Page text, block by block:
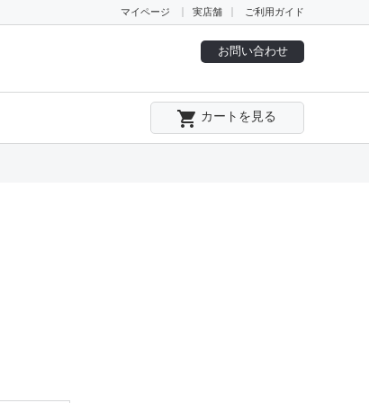
マイページ 実店舗 ご利用ガイド
お問い合わせ
local_grocery_store カートを見る